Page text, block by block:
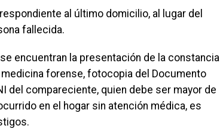
al último domicilio, al lugar del
fallecida.
encuentran la presentación de la constancia
forense, fotocopia del Documento
del compareciente, quien debe ser mayor de
en el hogar sin atención médica, es